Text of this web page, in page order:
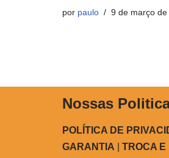
por paulo 9 de março de
Nossas
POLÍTICA DE
GARANTIA
TROCA E